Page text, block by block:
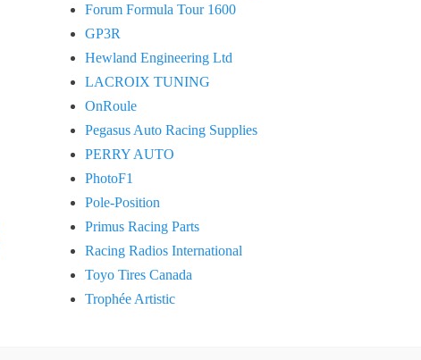
Forum Formula Tour 1600
GP3R
Hewland Engineering Ltd
LACROIX TUNING
OnRoule
Pegasus Auto Racing Supplies
PERRY AUTO
PhotoF1
Pole-Position
Primus Racing Parts
Racing Radios International
Toyo Tires Canada
Trophée Artistic